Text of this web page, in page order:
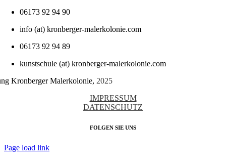
06173 92 94 90
info (at) kronberger-malerkolonie.com
06173 92 94 89
kunstschule (at) kronberger-malerkolonie.com
Kronberger Malerkolonie, 2025
IMPRESSUM
DATENSCHUTZ
FOLGEN SIE UNS
Page load link